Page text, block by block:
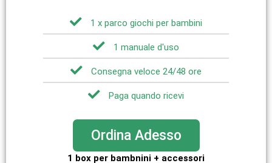
1 x parco giochi per bambini
1 manuale d'uso
Consegna veloce 24/48 ore
Paga quando ricevi
Ordina Adesso
1 box per bambnini + accessori